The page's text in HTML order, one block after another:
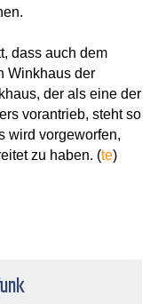
dass auch dem
Winkhaus der
der als eine der
vorantrieb, steht so
wird vorgeworfen,
zu haben. (te)